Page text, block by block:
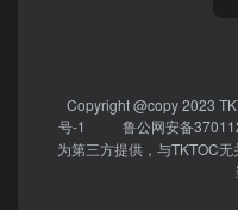
Copyright @copy 2023
号-1
鲁公网安备
为第三方提供，与TKTOC